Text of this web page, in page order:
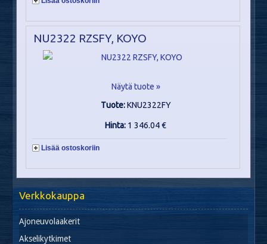
NU2322 RZSFY, KOYO
Näytä tuote »
Tuote:KNU2322FY
Hinta: 1 346.04 €
Lisää ostoskoriin
Verkkokauppa
Ajoneuvolaakerit
Akselikytkimet